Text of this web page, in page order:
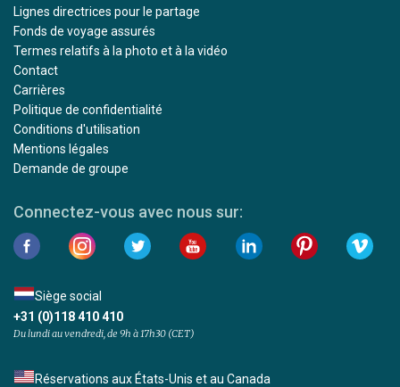
Lignes directrices pour le partage
Fonds de voyage assurés
Termes relatifs à la photo et à la vidéo
Contact
Carrières
Politique de confidentialité
Conditions d'utilisation
Mentions légales
Demande de groupe
Connectez-vous avec nous sur:
Siège social
+31 (0)118 410 410
Du lundi au vendredi, de 9h à 17h30 (CET)
Réservations aux États-Unis et au Canada